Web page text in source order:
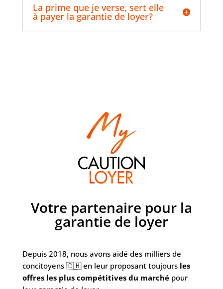
La prime que je verse, sert elle
à payer la garantie de loyer?
Votre partenaire pour la
garantie de loyer
Depuis 2018, nous avons aidé des milliers de
concitoyens 🇨🇭 en leur proposant toujours les
offres les plus compétitives du marchépour